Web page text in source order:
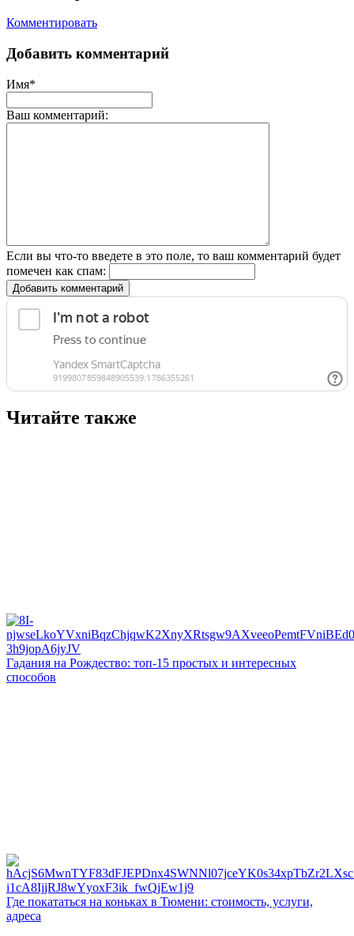
Комментировать
Добавить комментарий
Имя*
Ваш комментарий:
Если вы что-то введете в это поле, то ваш комментарий будет
помечен как спам:
Добавить комментарий
Читайте также
Гадания на Рождество: топ-15 простых и интересных
способов
Где покататься на коньках в Тюмени: стоимость, услуги,
адреса